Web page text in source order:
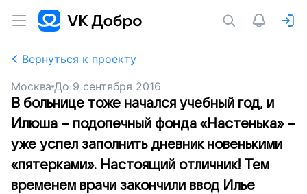
Вернуться к проекту
Москва До 9 сентября 2016
В больнице тоже начался учебный год, и
Илюша – подопечный фонда «Настенька» –
уже успел заполнить дневник новенькими
«пятерками». Настоящий отличник! Тем
временем врачи закончили ввод Илье